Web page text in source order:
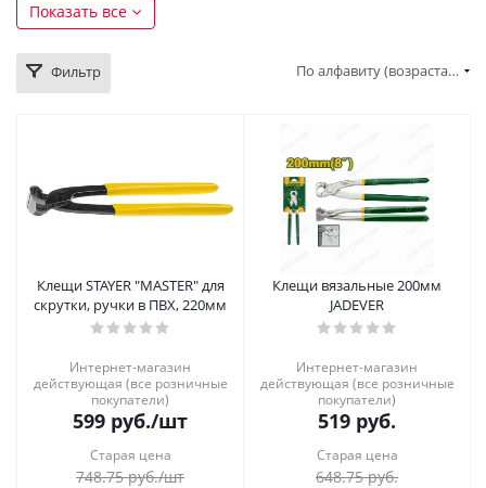
Показать все
Фильтр По алфавиту (возрастание)
Клещи STAYER "MASTER" для
скрутки, ручки в ПВХ, 220мм
Интернет-магазин
действующая (все розничные
покупатели)
599 руб./шт
Старая цена
748.75руб./шт
Клещи вязальные 200мм
JADEVER
Интернет-магазин
действующая (все розничные
покупатели)
519 руб.
Старая цена
648.75руб.